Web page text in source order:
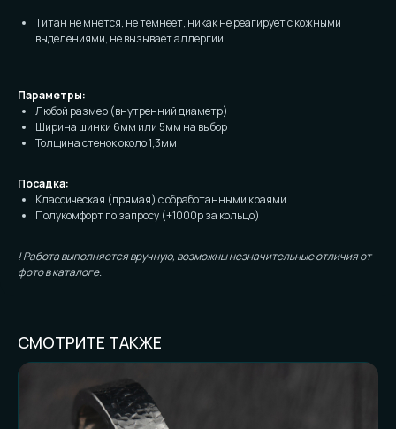
Титан не мнётся, не темнеет, никак не реагирует с кожными
выделениями, не вызывает аллергии
Параметры:
Любой размер (внутренний диаметр)
Ширина шинки 6мм или 5мм на выбор
Толщина стенок около 1,3мм
Посадка:
Классическая (прямая) с обработанными краями.
Полукомфорт по запросу (+1000р за кольцо)
! Работа выполняется вручную, возможны незначительные отличия от
фото в каталоге.
СМОТРИТЕ ТАКЖЕ